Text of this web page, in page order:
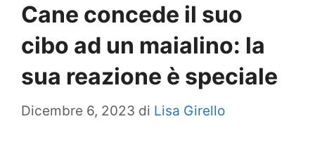
Cane concede il suo
cibo ad un maialino: la
sua reazione è speciale
Dicembre 6, 2023 di Lisa Girello